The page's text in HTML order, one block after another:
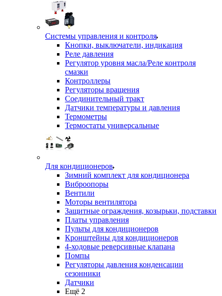
Системы управления и контроля
Кнопки, выключатели, индикация
Реле давления
Регулятор уровня масла/Реле контроля
смазки
Контроллеры
Регуляторы вращения
Соединительный тракт
Датчики температуры и давления
Термометры
Термостаты универсальные
Для кондиционеров
Зимний комплект для кондиционера
Виброопоры
Вентили
Моторы вентилятора
Защитные ограждения, козырьки, подставки
Платы управления
Пульты для кондиционеров
Кронштейны для кондиционеров
4-ходовые реверсивные клапана
Помпы
Регуляторы давления конденсации
сезонники
Датчики
Ещё 2